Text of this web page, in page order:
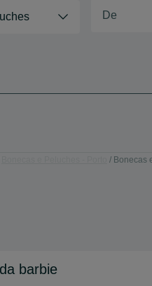
Bonecas
barbie